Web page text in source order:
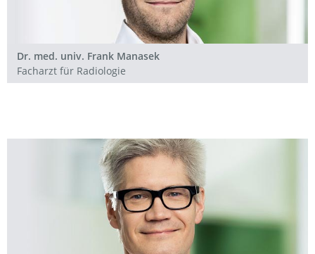
Dr. med. univ. Frank Manasek
Facharzt für Radiologie